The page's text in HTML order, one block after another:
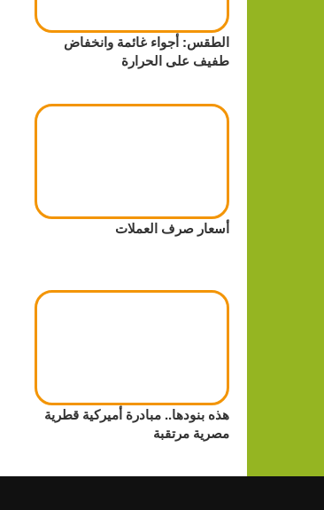
الطقس: أجواء غائمة وانخفاض
طفيف على الحرارة
أسعار صرف العملات
هذه بنودها.. مبادرة أميركية قطرية
مصرية مرتقبة